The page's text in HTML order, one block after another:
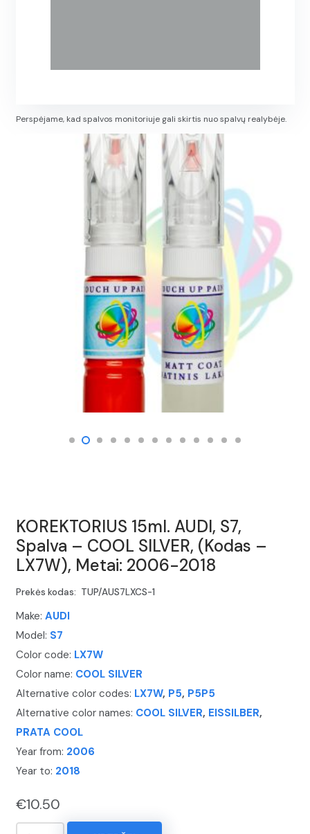
Perspėjame, kad spalvos monitoriuje gali skirtis nuo spalvų realybėje.
KOREKTORIUS 15ml. AUDI, S7,
Spalva – COOL SILVER, (Kodas –
LX7W), Metai: 2006-2018
Prekės kodas: TUP/AUS7LXCS-1
Make: AUDI
Model: S7
Color code: LX7W
Color name: COOL SILVER
Alternative color codes: LX7W, P5, P5P5
Alternative color names: COOL SILVER, EISSILBER,
PRATA COOL
Year from: 2006
Year to: 2018
€10.50